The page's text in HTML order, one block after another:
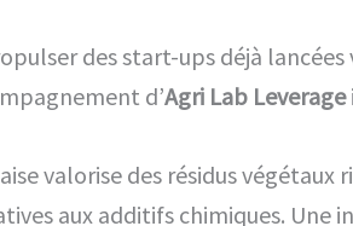
des start-ups déjà
d’Agri Lab Leverage
valorise des résidus
aux additifs chimiques. Une